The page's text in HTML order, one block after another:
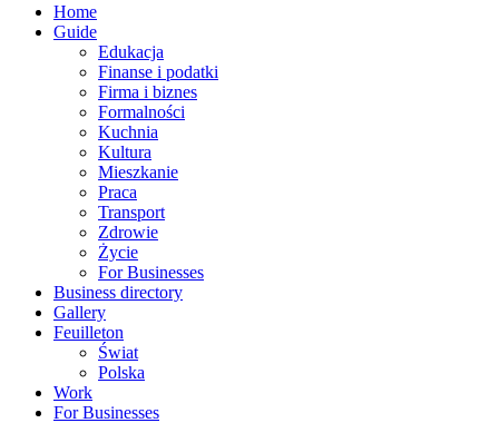
Home
Guide
Edukacja
Finanse i podatki
Firma i biznes
Formalności
Kuchnia
Kultura
Mieszkanie
Praca
Transport
Zdrowie
Życie
For Businesses
Business directory
Gallery
Feuilleton
Świat
Polska
Work
For Businesses